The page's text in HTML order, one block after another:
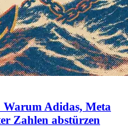
Warum Adidas, Meta
Zahlen abstürzen